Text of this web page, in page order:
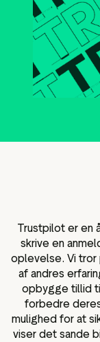
widgets
til de sociale
Trustpilot er en
skrive en
oplevelse. Vi tror
af andres
opbygge tillid
forbedre
mulighed for at
viser det sande